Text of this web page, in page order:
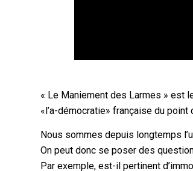
« Le Maniement des Larmes » est
«l’a-démocratie» française du
Nous sommes depuis longtemps
On peut donc se poser des
Par exemple, est-il pertinent